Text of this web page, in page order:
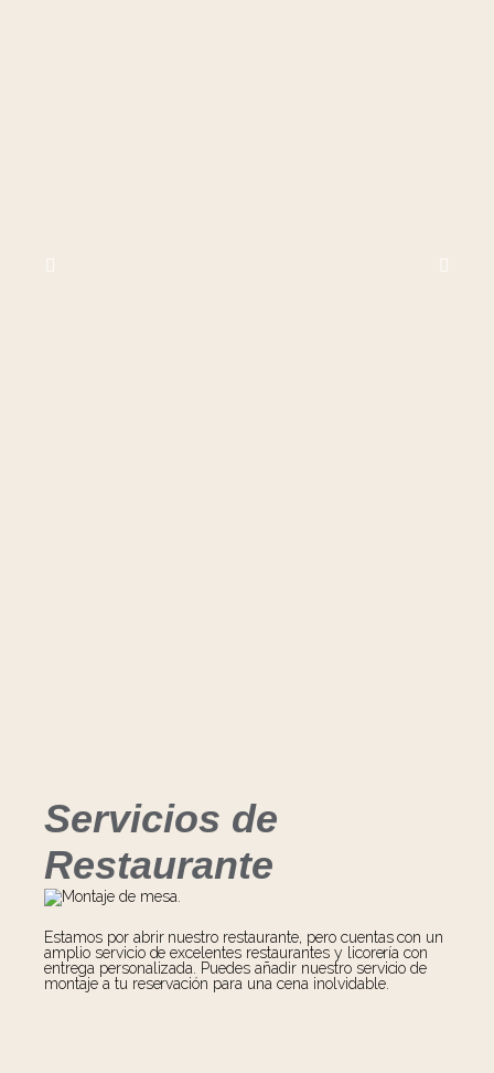
Servicios de
Restaurante
Estamos por abrir nuestro restaurante, pero cuentas con un
amplio servicio de excelentes restaurantes y licorería con
entrega personalizada. Puedes añadir nuestro servicio de
montaje a tu reservación para una cena inolvidable.